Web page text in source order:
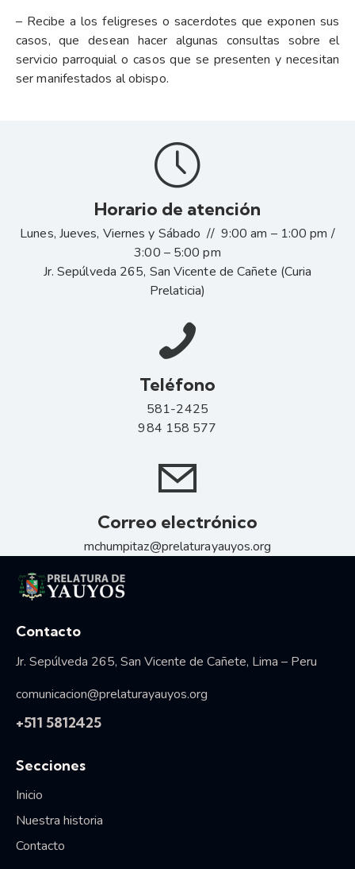
– Recibe a los feligreses o sacerdotes que exponen sus
casos, que desean hacer algunas consultas sobre el
servicio parroquial o casos que se presenten y necesitan
ser manifestados al obispo.
Horario de atención
Lunes, Jueves, Viernes y Sábado // 9:00 am – 1:00 pm /
3:00 – 5:00 pm
Jr. Sepúlveda 265, San Vicente de Cañete (Curia
Prelaticia)
Teléfono
581-2425
984 158 577
Correo electrónico
mchumpitaz@prelaturayauyos.org
Vida consagrada
Contacto
Jr. Sepúlveda 265, San Vicente de Cañete, Lima – Peru
comunicacion@prelaturayauyos.org
+511 5812425
Secciones
Inicio
Nuestra historia
Contacto